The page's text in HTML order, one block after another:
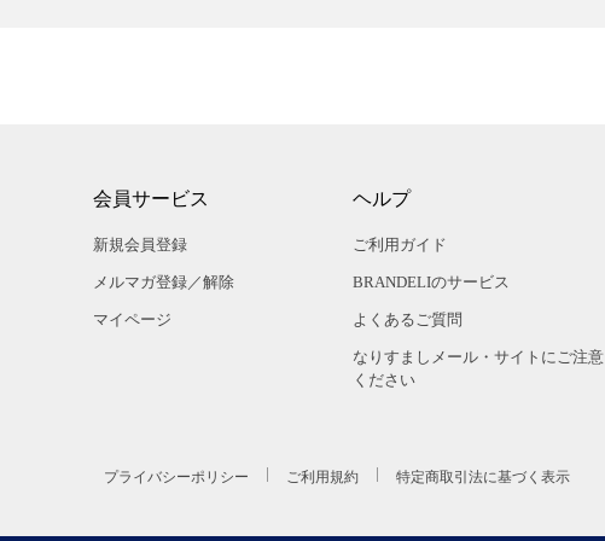
会員サービス
新規会員登録
メルマガ登録／解除
マイページ
ヘルプ
ご利用ガイド
BRANDELIのサービス
よくあるご質問
なりすましメール・サイトにご注意
ください
プライバシーポリシー ご利用規約 特定商取引法に基づく表示